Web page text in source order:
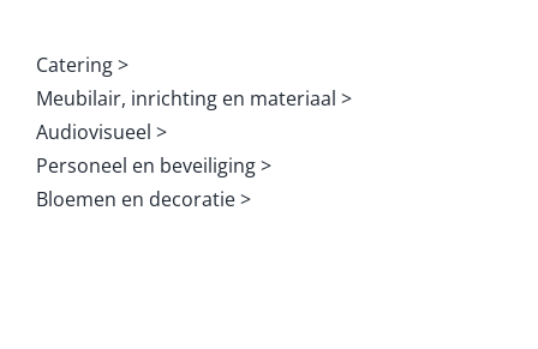
Catering >
Meubilair, inrichting en materiaal >
Audiovisueel >
Personeel en beveiliging >
Bloemen en decoratie >